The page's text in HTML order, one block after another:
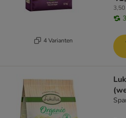
4 Varianten